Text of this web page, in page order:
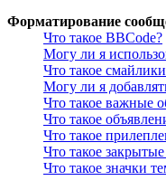
Форматирование
Что такое BBCode?
Могу ли я
Что такое
Могу ли я
Что такое важные
Что такое
Что такое
Что такое
Что такое значки